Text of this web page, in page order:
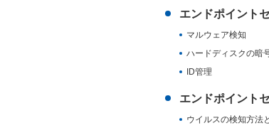
エンドポイント
マルウェア検知
ハードディスクの暗
ID管理
エンドポイント
ウイルスの検知方法